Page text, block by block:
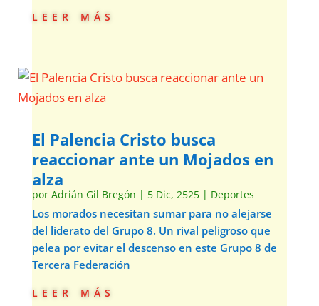
leer más
El Palencia Cristo busca
reaccionar ante un Mojados en
alza
por Adrián Gil Bregón | 5 Dic, 2525| Deportes
Los morados necesitan sumar para no alejarse
del liderato del Grupo 8. Un rival peligroso que
pelea por evitar el descenso en este Grupo 8 de
Tercera Federación
leer más